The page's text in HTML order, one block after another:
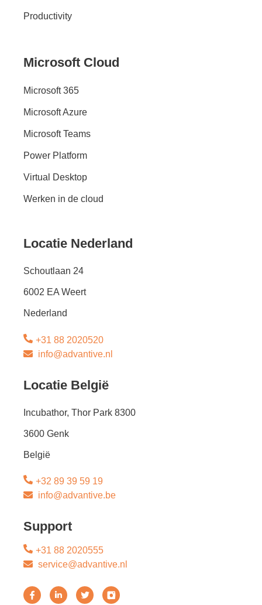
Productivity
Microsoft Cloud
Microsoft 365
Microsoft Azure
Microsoft Teams
Power Platform
Virtual Desktop
Werken in de cloud
Locatie Nederland
Schoutlaan 24
6002 EA Weert
Nederland
+31 88 2020520
info@advantive.nl
Locatie België
Incubathor, Thor Park 8300
3600 Genk
België
+32 89 39 59 19
info@advantive.be
Support
+31 88 2020555
service@advantive.nl